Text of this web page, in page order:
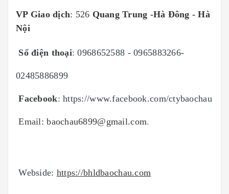
VP Giao dịch: 526 Quang Trung -Hà Đông - Hà
Nội
Số điện thoại:0968652588 - 0965883266-
02485886899
Facebook:https://www.facebook.com/ctybaochau
Email: baochau6899@gmail.com.
Webside: https://bhldbaochau.com